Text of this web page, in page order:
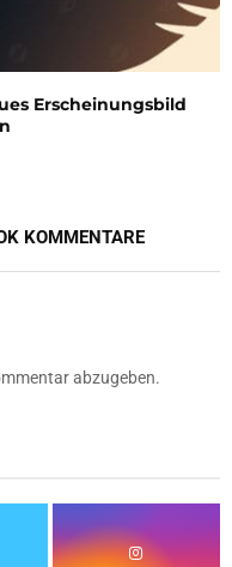
Erscheinungsbild
KOMMENTARE
abzugeben.